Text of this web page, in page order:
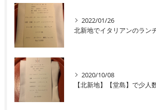
2022/01/26
2020/10/08